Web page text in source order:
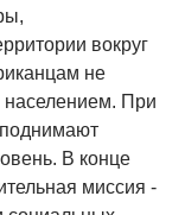
вокруг
не
населением. При
В конце
миссия -